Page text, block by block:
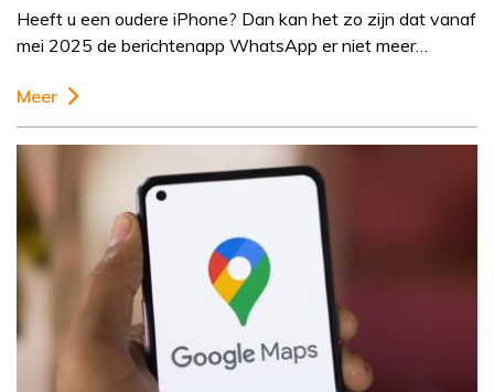
Heeft u een oudere iPhone? Dan kan het zo zijn dat vanaf
mei 2025 de berichtenapp WhatsApp er niet meer…
Meer